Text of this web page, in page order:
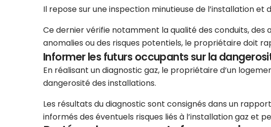
Il repose sur une inspection minutieuse de l’installation
Ce dernier vérifie notamment la qualité des conduits, des
anomalies ou des risques potentiels, le propriétaire doit
Informer les futurs occupants sur la
En réalisant un diagnostic gaz, le propriétaire d’un
dangerosité des installations.
Les résultats du diagnostic sont consignés dans un
informés des éventuels risques liés à l’installation gaz et